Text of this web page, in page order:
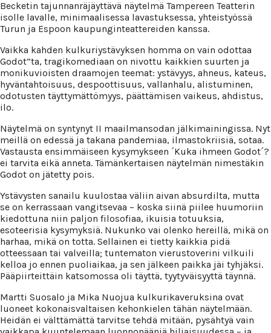
Becketin tajunnanräjäyttävä näytelmä Tampereen Teatterin
isolle lavalle, minimaalisessa lavastuksessa, yhteistyössä
Turun ja Espoon kaupunginteattereiden kanssa.
Vaikka kahden kulkuriystävyksen homma on vain odottaa
Godot”ta, tragikomediaan on nivottu kaikkien suurten ja
monikuvioisten draamojen teemat: ystävyys, ahneus, kateus,
hyväntahtoisuus, despoottisuus, vallanhalu, alistuminen,
odotusten täyttymättömyys, päättämisen vaikeus, ahdistus,
ilo.
Näytelmä on syntynyt II maailmansodan jälkimainingissa. Nyt
meillä on edessä ja takana pandemiaa, ilmastokriisiä, sotaa.
Vastausta ensimmäiseen kysymykseen ´Kuka ihmeen Godot´?
ei tarvita eikä anneta. Tämänkertaisen näytelmän nimestäkin
Godot on jätetty pois.
Ystävysten sanailu kuulostaa väliin aivan absurdilta, mutta
se on kerrassaan vangitsevaa – koska siinä piilee huumoriin
kiedottuna niin paljon filosofiaa, ikuisia totuuksia,
esoteerisia kysymyksiä. Nukunko vai olenko hereillä, mikä on
harhaa, mikä on totta. Sellainen ei tietty kaikkia pidä
otteessaan tai valveilla; tuntematon vierustoverini vilkuili
kelloa jo ennen puoliaikaa, ja sen jälkeen paikka jäi tyhjäksi.
Pääpiirteittäin katsomossa oli täyttä, tyytyväisyyttä täynnä.
Martti Suosalo ja Mika Nuojua kulkurikaveruksina ovat
luoneet kokonaisvaltaisen kehonkielen tähän näytelmään.
Heidän ei välttämättä tarvitse tehdä mitään, pysähtyä vain